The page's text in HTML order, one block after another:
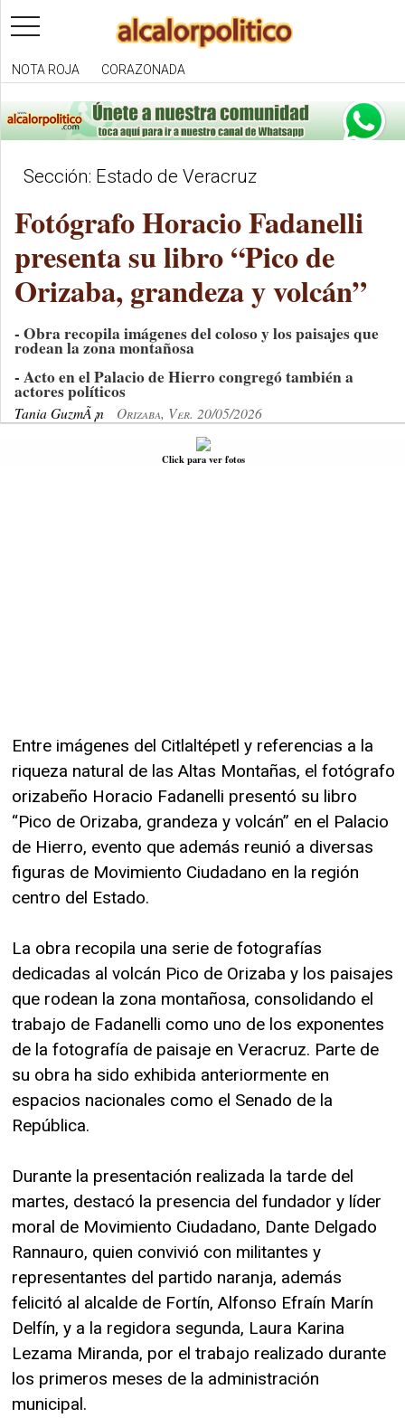
toggle
navigation
NOTA ROJA CORAZONADA
Sección: Estado de Veracruz
Fotógrafo Horacio Fadanelli
presenta su libro “Pico de
Orizaba, grandeza y volcán”
- Obra recopila imágenes del coloso y los paisajes que
rodean la zona montañosa
- Acto en el Palacio de Hierro congregó también a
actores políticos
Tania GuzmÃ¡n Orizaba, Ver. 20/05/2026
Click para ver fotos
Entre imágenes del Citlaltépetl y referencias a la
riqueza natural de las Altas Montañas, el fotógrafo
orizabeño Horacio Fadanelli presentó su libro
“Pico de Orizaba, grandeza y volcán” en el Palacio
de Hierro, evento que además reunió a diversas
figuras de Movimiento Ciudadano en la región
centro del Estado.
La obra recopila una serie de fotografías
dedicadas al volcán Pico de Orizaba y los paisajes
que rodean la zona montañosa, consolidando el
trabajo de Fadanelli como uno de los exponentes
de la fotografía de paisaje en Veracruz. Parte de
su obra ha sido exhibida anteriormente en
espacios nacionales como el Senado de la
República.
Durante la presentación realizada la tarde del
martes, destacó la presencia del fundador y líder
moral de Movimiento Ciudadano, Dante Delgado
Rannauro, quien convivió con militantes y
representantes del partido naranja, además
felicitó al alcalde de Fortín, Alfonso Efraín Marín
Delfín, y a la regidora segunda, Laura Karina
Lezama Miranda, por el trabajo realizado durante
los primeros meses de la administración
municipal.